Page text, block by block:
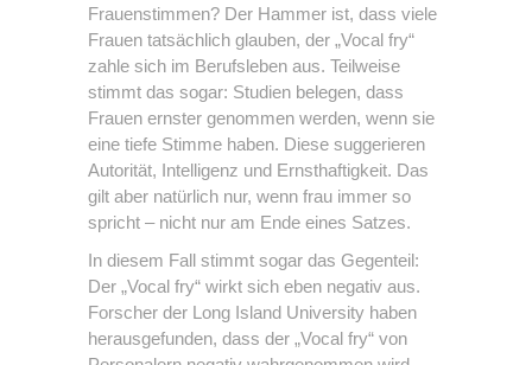
Frauenstimmen? Der Hammer ist, dass viele
Frauen tatsächlich glauben, der „Vocal fry“
zahle sich im Berufsleben aus. Teilweise
stimmt das sogar: Studien belegen, dass
Frauen ernster genommen werden, wenn sie
eine tiefe Stimme haben. Diese suggerieren
Autorität, Intelligenz und Ernsthaftigkeit. Das
gilt aber natürlich nur, wenn frau immer so
spricht – nicht nur am Ende eines Satzes.
In diesem Fall stimmt sogar das Gegenteil:
Der „Vocal fry“ wirkt sich eben negativ aus.
Forscher der Long Island University haben
herausgefunden, dass der „Vocal fry“ von